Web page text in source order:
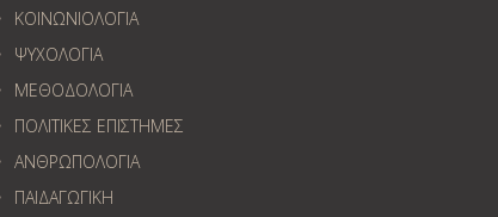
ΚΟΙΝΩΝΙΟΛΟΓΙΑ
ΨΥΧΟΛΟΓΙΑ
ΜΕΘΟΔΟΛΟΓΙΑ
ΠΟΛΙΤΙΚΕΣ ΕΠΙΣΤΗΜΕΣ
ΑΝΘΡΩΠΟΛΟΓΙΑ
ΠΑΙΔΑΓΩΓΙΚΗ